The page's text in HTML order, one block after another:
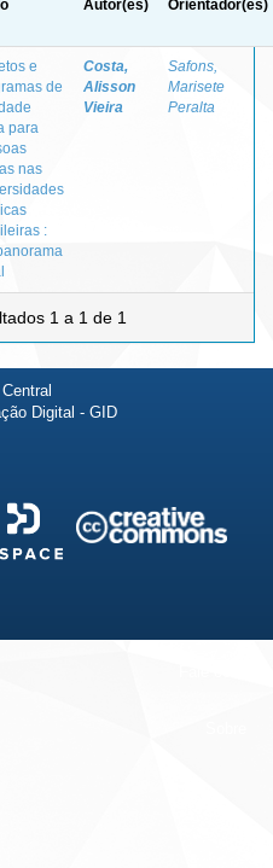
Autor(es) Orientador(es)
e
de
para
nas
:
Costa,
Alisson
Vieira
Safons,
Marisete
Peralta
1 a 1 de 1
Digital - GID